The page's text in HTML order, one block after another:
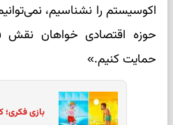
اکوسیستم را نشناسیم،
حوزه اقتصادی خواهان نقش
حمایت کنیم.»
بازی فکری؛